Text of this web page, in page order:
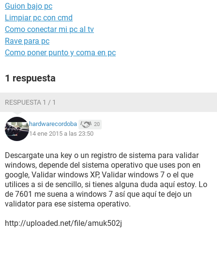
Guion bajo pc
Limpiar pc con cmd
Como conectar mi pc al tv
Rave para pc
Como poner punto y coma en pc
1 respuesta
RESPUESTA 1 / 1
hardwarecordoba 20
14 ene 2015 a las 23:50
Descargate una key o un registro de sistema para validar
windows, depende del sistema operativo que uses pon en
google, Validar windows XP, Validar windows 7 o el que
utilices a si de sencillo, si tienes alguna duda aquí estoy. Lo
de 7601 me suena a windows 7 así que aquí te dejo un
validator para ese sistema operativo.
http://uploaded.net/file/amuk502j